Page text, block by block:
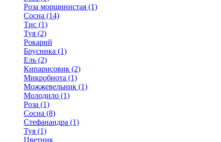
Роза морщинистая (1)
Сосна (14)
Тис (1)
Туя (2)
Рокарий
Брусника (1)
Ель (2)
Кипарисовик (2)
Микробиота (1)
Можжевельник (1)
Молодило (1)
Роза (1)
Сосна (8)
Стефанандра (1)
Туя (1)
Цветник